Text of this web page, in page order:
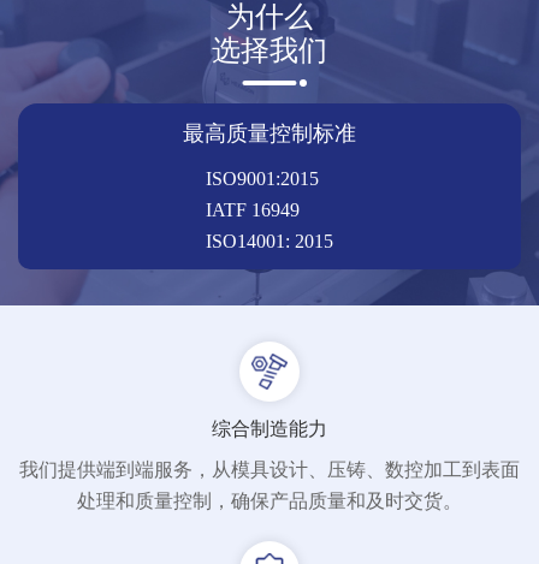
为什么
选择我们
最高质量控制标准
ISO9001:2015
IATF 16949
ISO14001: 2015
综合制造能力
我们提供端到端服务，从模具设计、压铸、数控加工到表面
处理和质量控制，确保产品质量和及时交货。